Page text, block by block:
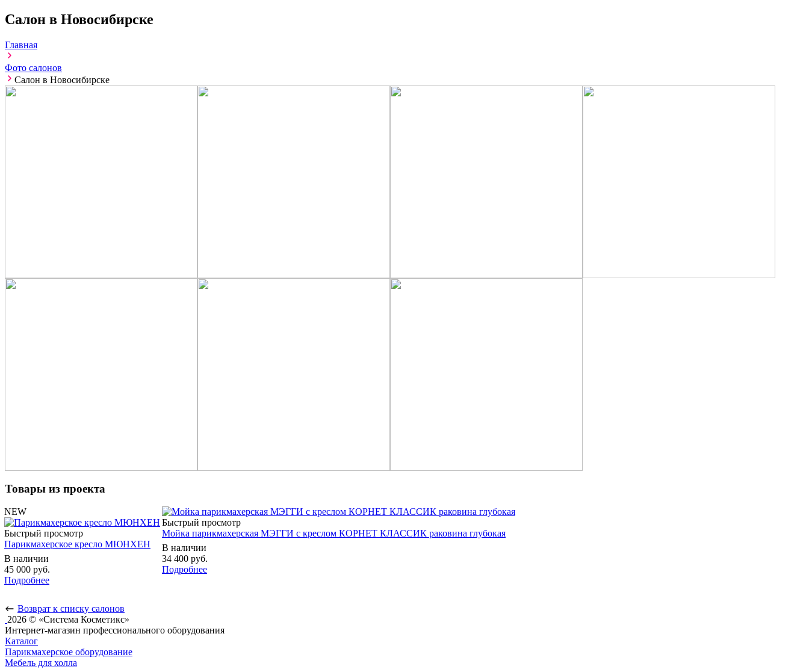
Салон в Новосибирске
Главная
Фото салонов
Салон в Новосибирске
Товары из проекта
NEW
Быстрый просмотр
Парикмахерское кресло МЮНХЕН
В наличии
45 000 руб.
Подробнее
Быстрый просмотр
Мойка парикмахерская МЭГГИ с креслом КОРНЕТ КЛАССИК раковина глубокая
В наличии
34 400 руб.
Подробнее
Возврат к списку салонов
2026 © «Система Косметикс»
Интернет-магазин профессионального оборудования
Каталог
Парикмахерское оборудование
Мебель для холла